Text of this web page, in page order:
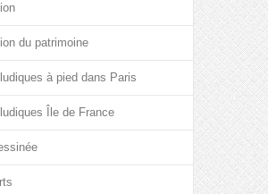
du patrimoine
à pied dans Paris
Île de France